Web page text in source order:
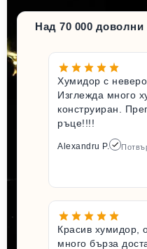
Над 70 000 доволни
Хумидор с
Изглежда много
конструиран.
ръце!!!!
Alexandru P.
Красив хумидор,
много бърза